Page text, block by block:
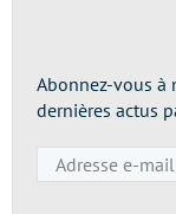
Abonnez-vous à
dernières actus